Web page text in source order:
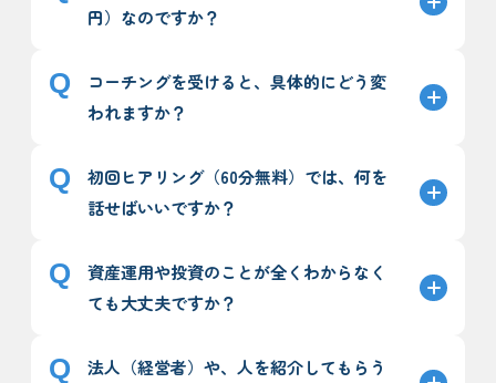
円）なのですか？
コーチングを受けると、具体的にどう変
われますか？
初回ヒアリング（60分無料）では、何を
話せばいいですか？
資産運用や投資のことが全くわからなく
ても大丈夫ですか？
法人（経営者）や、人を紹介してもらう